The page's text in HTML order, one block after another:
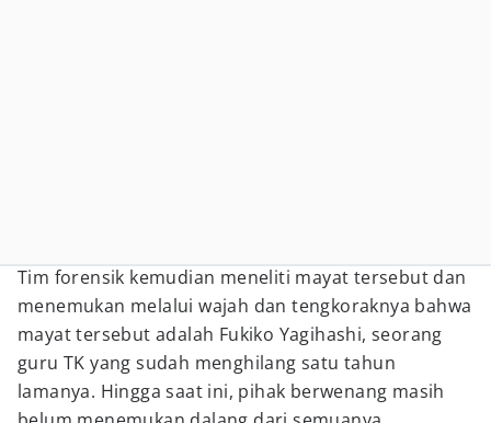
Tim forensik kemudian meneliti mayat tersebut dan
menemukan melalui wajah dan tengkoraknya bahwa
mayat tersebut adalah Fukiko Yagihashi, seorang
guru TK yang sudah menghilang satu tahun
lamanya. Hingga saat ini, pihak berwenang masih